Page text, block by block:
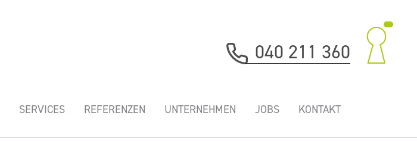
040 211 360
SERVICES REFERENZEN UNTERNEHMEN JOBS KONTAKT